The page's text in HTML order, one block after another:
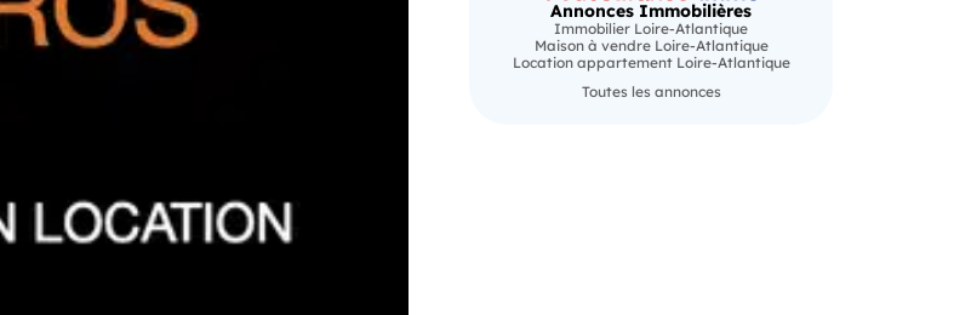
Annonces Immobilières
Immobilier Loire-Atlantique
Maison à vendre Loire-Atlantique
Location appartement Loire-Atlantique
Toutes les annonces